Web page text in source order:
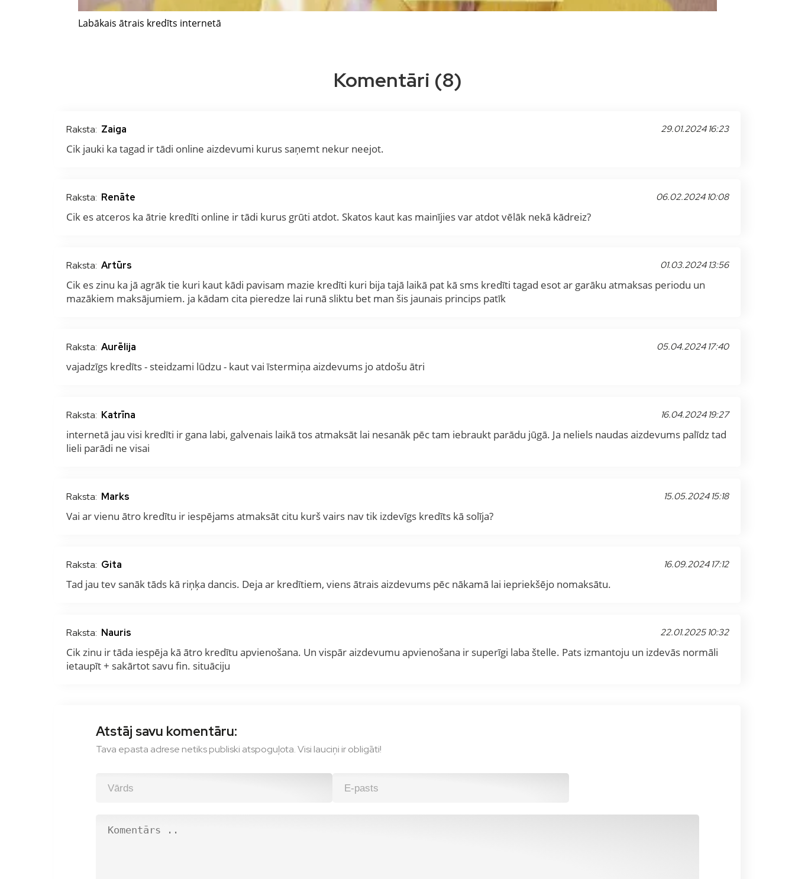
Labākais ātrais kredīts internetā
Komentāri (8)
Raksta: Zaiga 29.01.2024 16:23
Cik jauki ka tagad ir tādi online aizdevumi kurus saņemt nekur neejot.
Raksta: Renāte 06.02.2024 10:08
Cik es atceros ka ātrie kredīti online ir tādi kurus grūti atdot. Skatos kaut kas mainījies var atdot vēlāk nekā kādreiz?
Raksta: Artūrs 01.03.2024 13:56
Cik es zinu ka jā agrāk tie kuri kaut kādi pavisam mazie kredīti kuri bija tajā laikā pat kā sms kredīti tagad esot ar garāku atmaksas periodu un
mazākiem maksājumiem. ja kādam cita pieredze lai runā sliktu bet man šis jaunais princips patīk
Raksta: Aurēlija 05.04.2024 17:40
vajadzīgs kredīts - steidzami lūdzu - kaut vai īstermiņa aizdevums jo atdošu ātri
Raksta: Katrīna 16.04.2024 19:27
internetā jau visi kredīti ir gana labi, galvenais laikā tos atmaksāt lai nesanāk pēc tam iebraukt parādu jūgā. Ja neliels naudas aizdevums palīdz tad
lieli parādi ne visai
Raksta: Marks 15.05.2024 15:18
Vai ar vienu ātro kredītu ir iespējams atmaksāt citu kurš vairs nav tik izdevīgs kredīts kā solīja?
Raksta: Gita 16.09.2024 17:12
Tad jau tev sanāk tāds kā riņķa dancis. Deja ar kredītiem, viens ātrais aizdevums pēc nākamā lai iepriekšējo nomaksātu.
Raksta: Nauris 22.01.2025 10:32
Cik zinu ir tāda iespēja kā ātro kredītu apvienošana. Un vispār aizdevumu apvienošana ir superīgi laba štelle. Pats izmantoju un izdevās normāli
ietaupīt + sakārtot savu fin. situāciju
Atstāj savu komentāru:
Tava epasta adrese netiks publiski atspoguļota. Visi lauciņi ir obligāti!